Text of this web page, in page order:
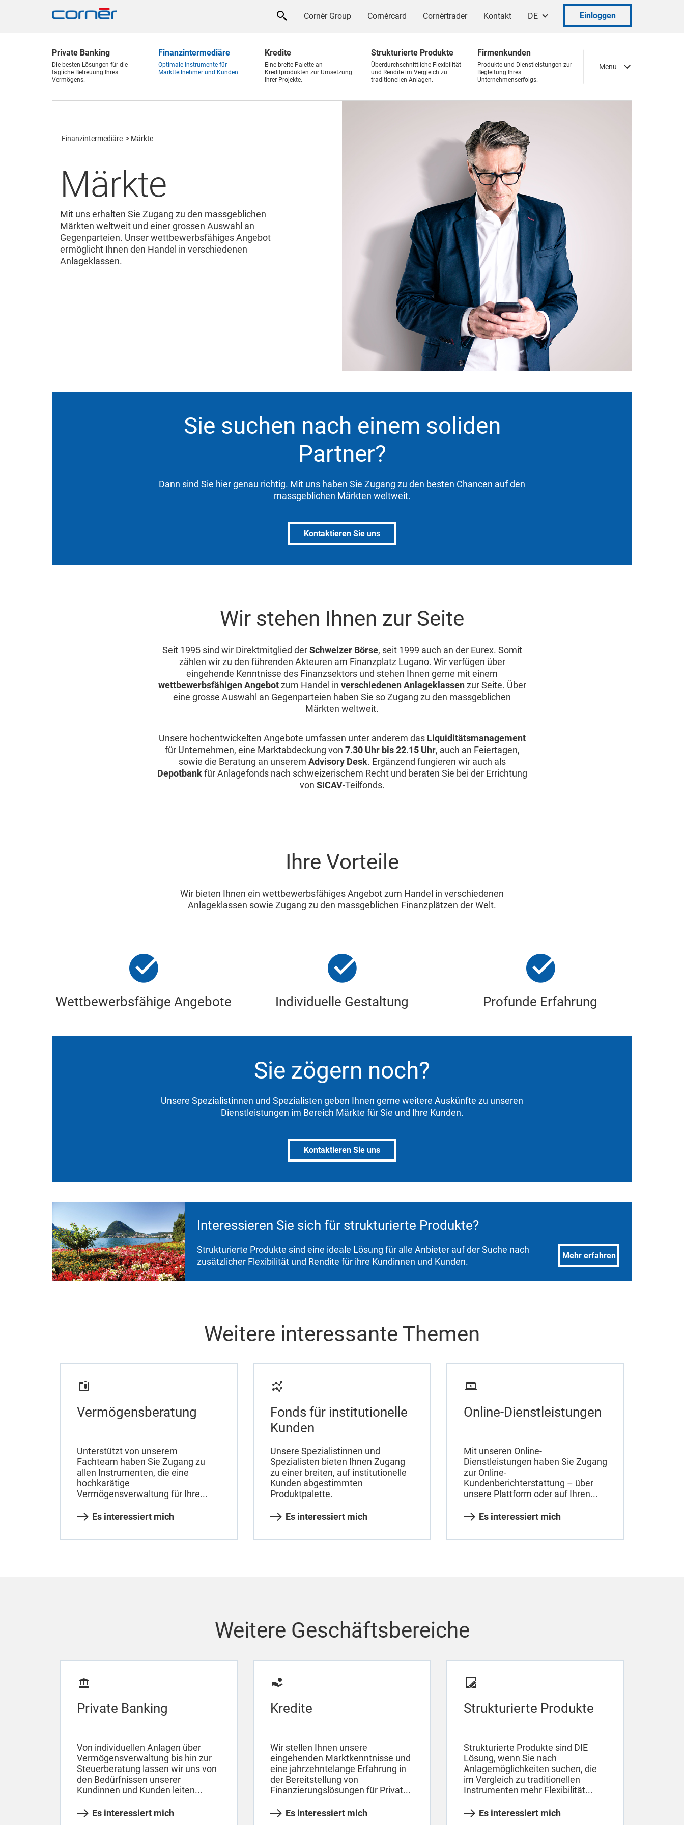
Cornèr Group Cornèrcard Cornèrtrader Kontakt DE Einloggen
Menu
Private Banking
Die besten Lösungen für die
tägliche Betreuung Ihres
Vermögens.
Finanzintermediäre
Optimale Instrumente für
Marktteilnehmer und Kunden.
Kredite
Eine breite Palette an
Kreditprodukten zur Umsetzung
Ihrer Projekte.
Strukturierte Produkte
Überdurchschnittliche Flexibilität
und Rendite im Vergleich zu
traditionellen Anlagen.
Firmenkunden
Produkte und Dienstleistungen zur
Begleitung Ihres
Unternehmenserfolgs.
Finanzintermediäre Märkte
Märkte
Mit uns erhalten Sie Zugang zu den massgeblichen
Märkten weltweit und einer grossen Auswahl an
Gegenparteien. Unser wettbewerbsfähiges Angebot
ermöglicht Ihnen den Handel in verschiedenen
Anlageklassen.
Sie suchen nach einem soliden
Partner?
Dann sind Sie hier genau richtig. Mit uns haben Sie Zugang zu den besten Chancen auf den
massgeblichen Märkten weltweit.
Kontaktieren Sie uns
Wir stehen Ihnen zur Seite
Seit 1995 sind wir Direktmitglied derSchweizer Börse, seit 1999 auch an der Eurex. Somit
zählen wir zu den führenden Akteuren am Finanzplatz Lugano. Wir verfügen über
eingehende Kenntnisse des Finanzsektors und stehen Ihnen gerne mit einem
wettbewerbsfähigen Angebotzum Handel in verschiedenen Anlageklassenzur Seite. Über
eine grosse Auswahl an Gegenparteien haben Sie so Zugang zu den massgeblichen
Märkten weltweit.
Unsere hochentwickelten Angebote umfassen unter anderem das Liquiditätsmanagement
für Unternehmen, eine Marktabdeckung von 7.30 Uhr bis 22.15 Uhr, auch an Feiertagen,
sowie die Beratung an unserem Advisory Desk. Ergänzend fungieren wir auch als
Depotbankfür Anlagefonds nach schweizerischem Recht und beraten Sie bei der Errichtung
von SICAV-Teilfonds.
Ihre Vorteile
Wir bieten Ihnen ein wettbewerbsfähiges Angebot zum Handel in verschiedenen
Anlageklassen sowie Zugang zu den massgeblichen Finanzplätzen der Welt.
Wettbewerbsfähige Angebote Individuelle Gestaltung Profunde Erfahrung
Sie zögern noch?
Unsere Spezialistinnen und Spezialisten geben Ihnen gerne weitere Auskünfte zu unseren
Dienstleistungen im Bereich Märkte für Sie und Ihre Kunden.
Kontaktieren Sie uns
Interessieren Sie sich für strukturierte Produkte?
Strukturierte Produkte sind eine ideale Lösung für alle Anbieter auf der Suche nach
zusätzlicher Flexibilität und Rendite für ihre Kundinnen und Kunden.
Mehr erfahren
Weitere interessante Themen
Vermögensberatung
Unterstützt von unserem
Fachteam haben Sie Zugang zu
allen Instrumenten, die eine
hochkarätige
Vermögensverwaltung für Ihre...
Es interessiert mich
Fonds für institutionelle
Kunden
Unsere Spezialistinnen und
Spezialisten bieten Ihnen Zugang
zu einer breiten, auf institutionelle
Kunden abgestimmten
Produktpalette.
Es interessiert mich
Online-Dienstleistungen
Mit unseren Online-
Dienstleistungen haben Sie Zugang
zur Online-
Kundenberichterstattung – über
unsere Plattform oder auf Ihren...
Es interessiert mich
Weitere Geschäftsbereiche
Private Banking
Von individuellen Anlagen über
Vermögensverwaltung bis hin zur
Steuerberatung lassen wir uns von
den Bedürfnissen unserer
Kundinnen und Kunden leiten...
Es interessiert mich
Kredite
Wir stellen Ihnen unsere
eingehenden Marktkenntnisse und
eine jahrzehntelange Erfahrung in
der Bereitstellung von
Finanzierungslösungen für Privat...
Es interessiert mich
Strukturierte Produkte
Strukturierte Produkte sind DIE
Lösung, wenn Sie nach
Anlagemöglichkeiten suchen, die
im Vergleich zu traditionellen
Instrumenten mehr Flexibilität...
Es interessiert mich